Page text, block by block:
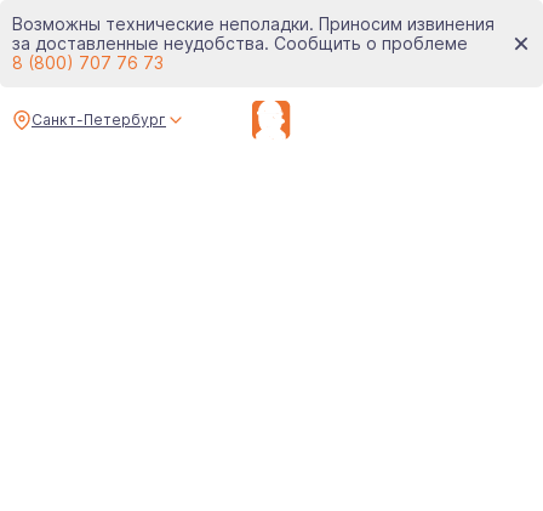
Возможны технические неполадки. Приносим извинения
за доставленные неудобства. Сообщить о проблеме
8 (800) 707 76 73
Санкт-Петербург